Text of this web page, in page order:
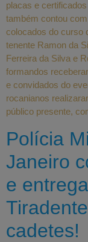
placas e
também contou
colocados do curso
tenente Ramon da
Ferreira da Silva e
formandos
e convidados do
rocanianos
público presente,
Polícia
Janeiro
e
cadetes!